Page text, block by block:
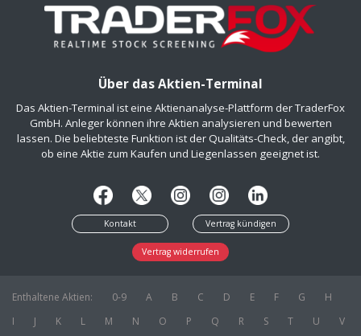
Über das Aktien-Terminal
Das Aktien-Terminal ist eine Aktienanalyse-Plattform der TraderFox
GmbH. Anleger können ihre Aktien analysieren und bewerten
lassen. Die beliebteste Funktion ist der Qualitäts-Check, der angibt,
ob eine Aktie zum Kaufen und Liegenlassen geeignet ist.
Kontakt Vertrag kündigen
Vertrag widerrufen
Enthaltene Aktien: 0-9 A B C D E F G
H
I
J K L M N O P Q R S T U V